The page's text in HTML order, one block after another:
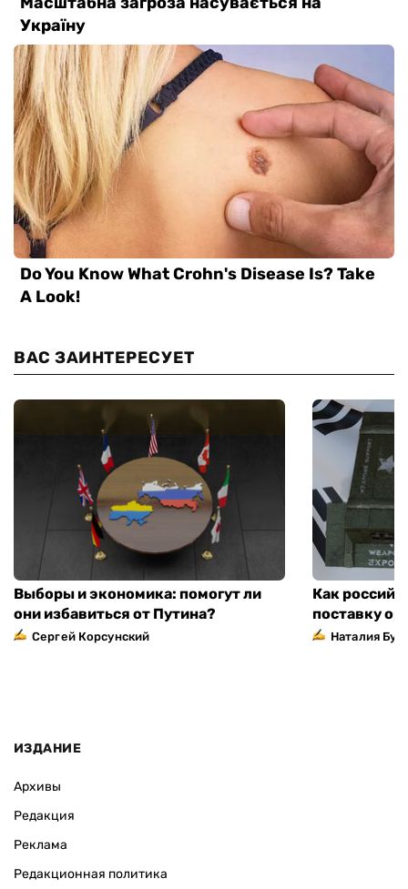
ВАС ЗАИНТЕРЕСУЕТ
Выборы и экономика: помогут ли
они избавиться от Путина?
Сергей Корсунский
Как
поставку
Наталия
ИЗДАНИЕ
Архивы
Редакция
Реклама
Редакционная политика